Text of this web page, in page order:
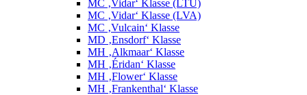
MC ‚Vidar‘ Klasse (LTU)
MC ‚Vidar‘ Klasse (LVA)
MC ‚Vulcain‘ Klasse
MD ‚Ensdorf‘ Klasse
MH ‚Alkmaar‘ Klasse
MH ‚Éridan‘ Klasse
MH ‚Flower‘ Klasse
MH ‚Frankenthal‘ Klasse